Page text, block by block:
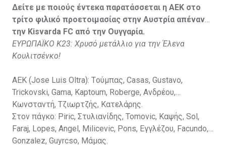
Στον πάγκο: Petkovic, Cipetic, Kovasic, Jovicic, Szeles,
Vida, Otvos, Lucas, Camas, Mesanovic.
Δείτε με ποιούς έντεκα παρατάσσεται η ΑΕΚ στο
τρίτο φιλικό προετοιμασίας στην Αυστρία απέναντι
την Kisvarda FC από την Ουγγαρία.
ΕΥΡΩΠΑΪΚΟ Κ23: Χρυσό μετάλλιο για την Έλενα
Κουλιτσένκο!
ΑΕΚ (Jose Luis Oltra): Tούμπας, Casas, Gustavo,
Trickovski, Gama, Κaptoum, Roberge, Aνδρέου,
Κωνσταντή, Τζιωρτζής, Κατελάρης.
Στον πάγκο: Piric, Στυλιανίδης, Tomovic, Καψής, Sol,
Faraj, Lopes, Angel, Milicevic, Pons, Εγγλέζου, Facundo,
Gonzalez, Guyrcso, Μάμας.